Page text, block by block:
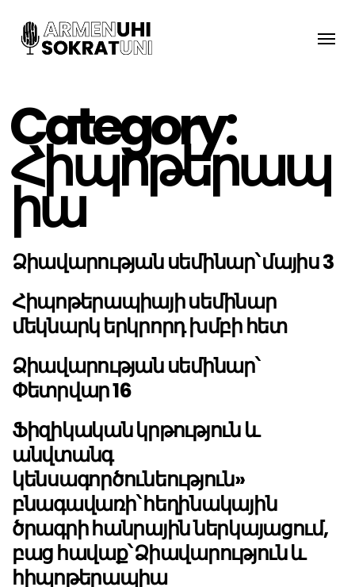
Toggle
Category:
Հիպոթերապ
իա
Ձիավարության սեմինար՝ մայիս 3
Հիպոթերապիայի սեմինար
մեկնարկ երկրորդ խմբի հետ
Ձիավարության սեմինար՝
Փետրվար 16
Ֆիզիկական կրթություն և
անվտանգ
կենսագործունեություն»
բնագավառի՝ հեղինակային
ծրագրի հանրային ներկայացում,
բաց հավաք՝ Ձիավարություն և
հիպոթերապիա